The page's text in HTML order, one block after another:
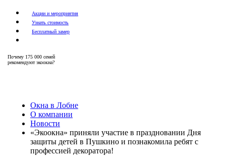
Акции и мероприятия
Узнать стоимость
Бесплатный замер
Почему 175 000 семей
рекомендуют экоокна?
Окна в Лобне
О компании
Новости
«Экоокна» приняли участие в праздновании Дня
защиты детей в Пушкино и познакомила ребят с
профессией декоратора!